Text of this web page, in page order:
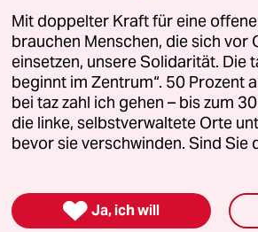
immer noch im
eine Straftat sind. Weil
möchten und die,
– so zu Kriminellen deklariert
werden sie nicht
das öffentliche Sprechen
Sind
Mit doppelter Kraft für eine
brauchen Menschen, die sich
einsetzen, unsere Solidarität. Die
beginnt im Zentrum“. 50 Prozent
bei taz zahl ich gehen – bis zum
die linke, selbstverwaltete Orte
bevor sie verschwinden. Sind Sie
 Ja, ich will